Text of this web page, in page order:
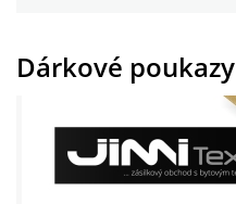
Dárkové poukazy